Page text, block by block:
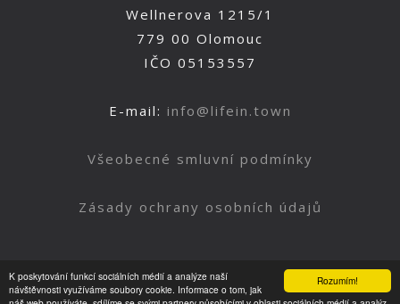
Rozumím!
K poskytování funkcí sociálních médií a analýze naší
návštěvnosti využíváme soubory cookie. Informace o tom, jak
Wellnerova 1215/1
779 00 Olomouc
IČO 05153557
E-mail: info@lifein.town
Všeobecné smluvní podmínky
Zásady ochrany osobních údajů
Nahoru